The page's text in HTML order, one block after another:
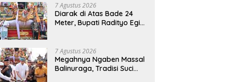
7 Agustus 2026
Diarak di Atas Bade 24
Meter, Bupati Radityo Egi
‘Penglipuran’ Kedua pada
2027
7 Agustus 2026
Megahnya Ngaben Massal
Balinuraga, Tradisi Suci